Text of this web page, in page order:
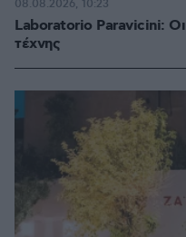
Laboratorio Paravicini:
τέχνης
08.08.2026, 10:23